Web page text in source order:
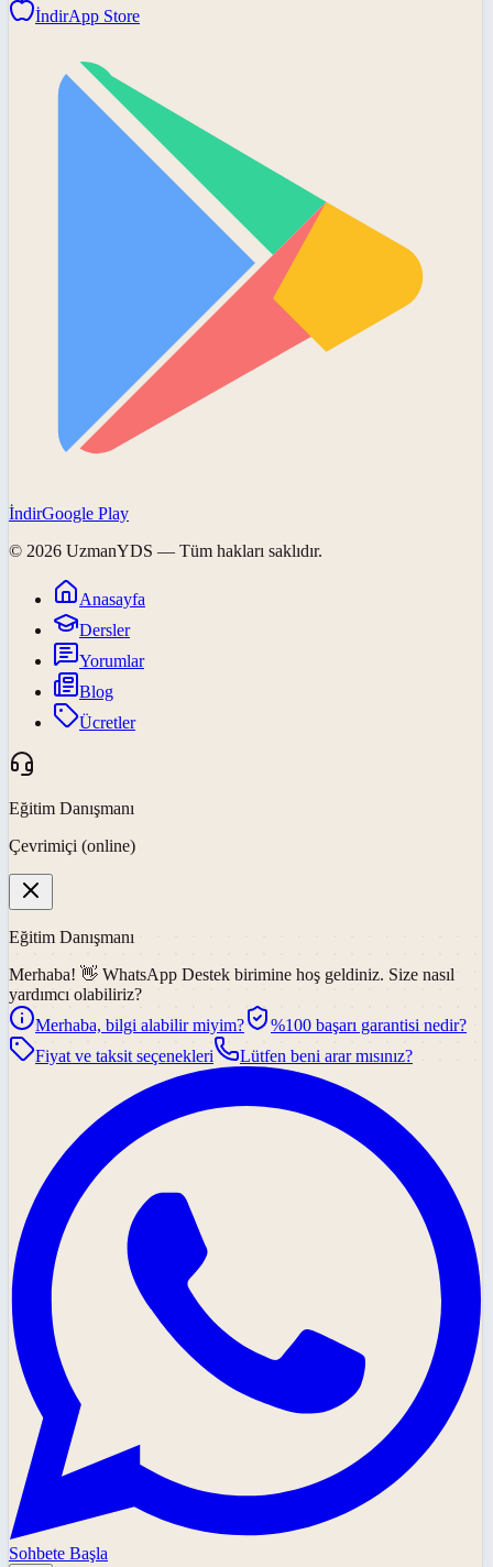
İndirApp Store
İndirGoogle Play
© 2026 UzmanYDS — Tüm hakları saklıdır.
Anasayfa
Dersler
Yorumlar
Blog
Ücretler
Eğitim Danışmanı
Çevrimiçi (online)
Eğitim Danışmanı
Merhaba! 👋 WhatsApp Destek birimine hoş geldiniz. Size nasıl
yardımcı olabiliriz?
Merhaba, bilgi alabilir miyim?
%100 başarı garantisi nedir?
Fiyat ve taksit seçenekleri
Lütfen beni arar mısınız?
Sohbete Başla